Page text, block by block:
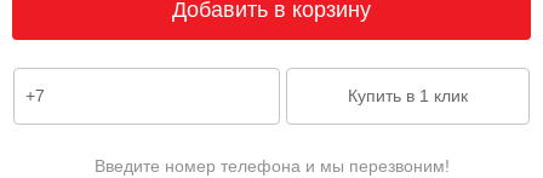
Введите номер телефона и мы перезвоним!